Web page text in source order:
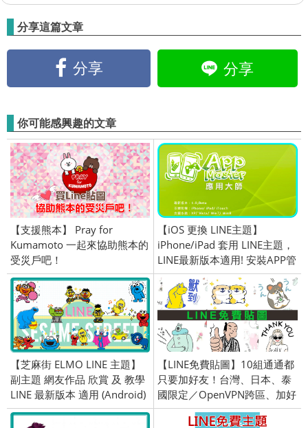
分享這篇文章
分享 分享
你可能感興趣的文章
【支援熊本】 Pray for
Kumamoto 一起來協助熊本的
受災戶吧！
【iOS 更換 LINE主題】
iPhone/iPad 套用 LINE主題，
LINE最新版本適用! 安裝APP管
理大師程式簡單換
【芝麻街 ELMO LINE 主題】
副主題 網友作品 欣賞 及 教學
LINE 最新版本 適用 (Android)
【LINE免費貼圖】10組通通都
只要加好友！台灣、日本、泰
國限定／OpenVPN跨區、加好
友、綁門號／2022/10/18